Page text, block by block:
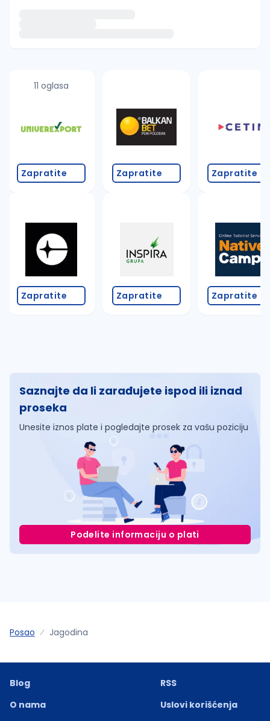
Takođe možete da:
proverite pravopisne greške (koristite č, ć, š, đ,
promenite odabrane filtere pretrage
11 oglasa
Zapratite
Zapratite
Zapratite
Zapratite
Zapratite
Zapratite
Saznajte da li zarađujete ispod ili iznad
proseka
Unesite iznos plate i pogledajte prosek za vašu poziciju
Podelite informaciju o plati
Posao Jagodina
Blog
O nama
RSS
Uslovi korišćenja